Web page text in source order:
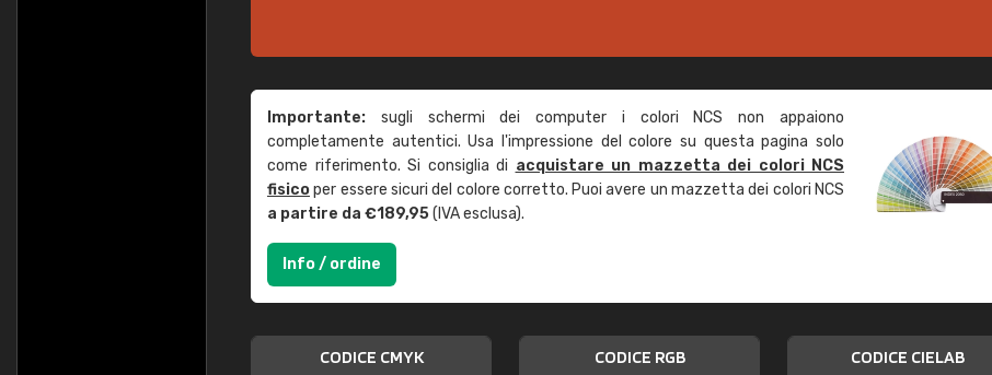
Importante: sugli schermi dei computer i colori NCS non appaiono
completamente autentici. Usa l'impressione del colore su questa pagina solo
come riferimento. Si consiglia di acquistare un mazzetta dei colori NCS
fisicoper essere sicuri del colore corretto. Puoi avere un mazzetta dei colori NCS
a partire da €189,95(IVA esclusa).
Info / ordine
CODICE CMYK CODICE RGB CODICE CIELAB
"Consegna veloce, un po piccole"
"consegna nei tempi e la cartella è
esattamente come descritta nel sito"